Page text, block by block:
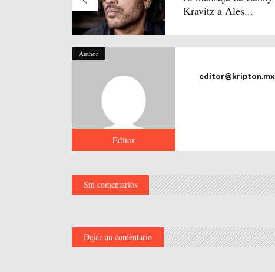
Kravitz a Ales...
Author
Editor
editor@kripton.mx
Sin comentarios
Dejar un comentario